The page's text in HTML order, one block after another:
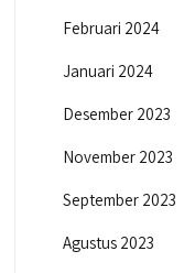
Februari 2024
Januari 2024
Desember 2023
November 2023
September 2023
Agustus 2023